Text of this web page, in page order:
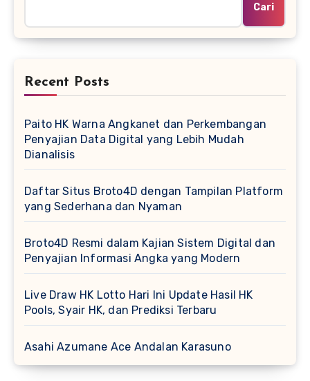
Cari
Recent Posts
Paito HK Warna Angkanet dan Perkembangan
Penyajian Data Digital yang Lebih Mudah
Dianalisis
Daftar Situs Broto4D dengan Tampilan Platform
yang Sederhana dan Nyaman
Broto4D Resmi dalam Kajian Sistem Digital dan
Penyajian Informasi Angka yang Modern
Live Draw HK Lotto Hari Ini Update Hasil HK
Pools, Syair HK, dan Prediksi Terbaru
Asahi Azumane Ace Andalan Karasuno